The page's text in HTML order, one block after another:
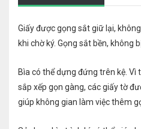
Giấy được gọng sắt giữ lại,
khi chờ ký. Gọng sắt bền, không
Bìa có thể dựng đứng trên kệ. Vì
sắp xếp gọn gàng, các giấy tờ
giúp không gian làm việc thêm